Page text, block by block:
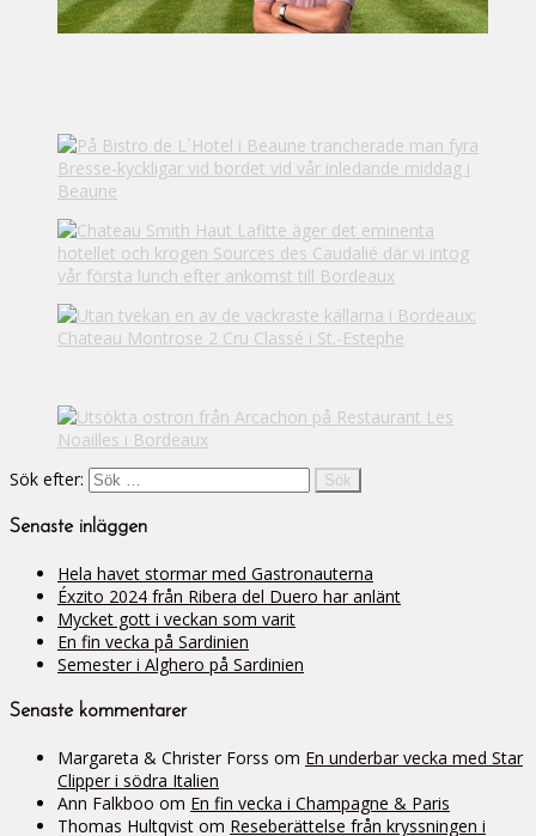
Sök efter:
Senaste inläggen
Hela havet stormar med Gastronauterna
Éxzito 2024 från Ribera del Duero har anlänt
Mycket gott i veckan som varit
En fin vecka på Sardinien
Semester i Alghero på Sardinien
Senaste kommentarer
Margareta & Christer Forss om En underbar vecka med Star
Clipper i södra Italien
Ann Falkboo om En fin vecka i Champagne & Paris
Thomas Hultqvist om Reseberättelse från kryssningen i